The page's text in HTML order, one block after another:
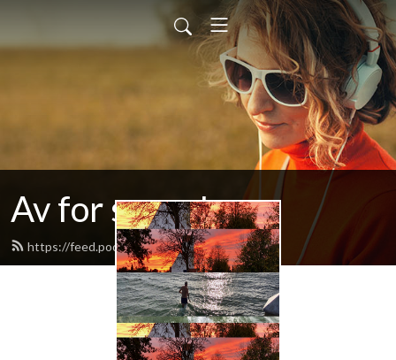
Av for søren!
https://feed.podbean.com/foldberg/feed.xml